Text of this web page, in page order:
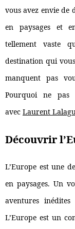
vous avez envie
en paysages et
tellement vaste
destination qui
manquent pas
Pourquoi ne
avec Laurent
Découvrir
L’Europe est une
en paysages. Un
aventures
L’Europe est un